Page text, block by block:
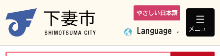
下妻市ホームペ
やさしい日本語
Language メニュー